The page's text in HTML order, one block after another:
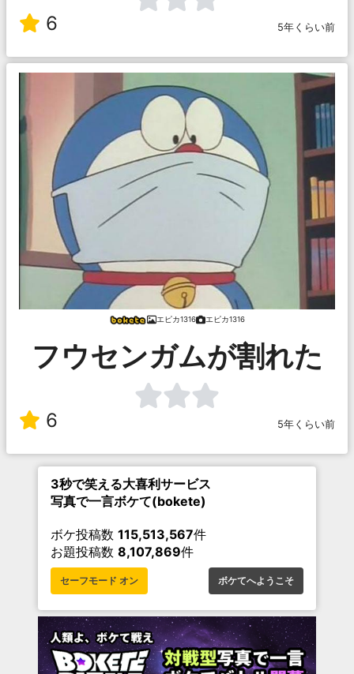
6 5年くらい前
エピカ1316 エピカ1316
フウセンガムが割れた
6 5年くらい前
3秒で笑える大喜利サービス
写真で一言ボケて(bokete)
ボケ投稿数 115,513,567件
お題投稿数 8,107,869件
セーフモード オン ボケてへようこそ